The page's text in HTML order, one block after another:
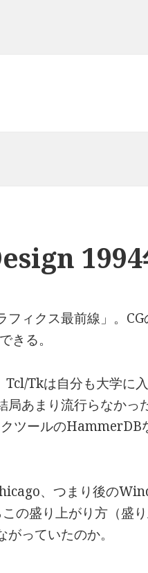
1994
フィクス最前線」。
きる。
Tkは自分も大学に
局あまり流行らなかっ
ツールのHammerDB
、つまり後の
の盛り上がり方（盛
っていたのか。